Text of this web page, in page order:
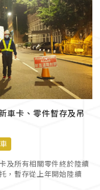
車卡、零件暫存及吊
及所有相關零件終於陸續
，暫存從上年開始陸續